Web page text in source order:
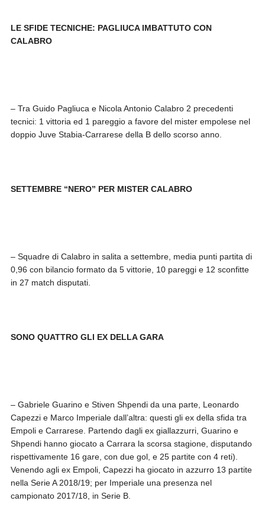
LE SFIDE TECNICHE: PAGLIUCA IMBATTUTO CON
CALABRO
– Tra Guido Pagliuca e Nicola Antonio Calabro 2 precedenti
tecnici: 1 vittoria ed 1 pareggio a favore del mister empolese nel
doppio Juve Stabia-Carrarese della B dello scorso anno.
SETTEMBRE “NERO” PER MISTER CALABRO
– Squadre di Calabro in salita a settembre, media punti partita di
0,96 con bilancio formato da 5 vittorie, 10 pareggi e 12 sconfitte
in 27 match disputati.
SONO QUATTRO GLI EX DELLA GARA
– Gabriele Guarino e Stiven Shpendi da una parte, Leonardo
Capezzi e Marco Imperiale dall’altra: questi gli ex della sfida tra
Empoli e Carrarese. Partendo dagli ex giallazzurri, Guarino e
Shpendi hanno giocato a Carrara la scorsa stagione, disputando
rispettivamente 16 gare, con due gol, e 25 partite con 4 reti).
Venendo agli ex Empoli, Capezzi ha giocato in azzurro 13 partite
nella Serie A 2018/19; per Imperiale una presenza nel
campionato 2017/18, in Serie B.